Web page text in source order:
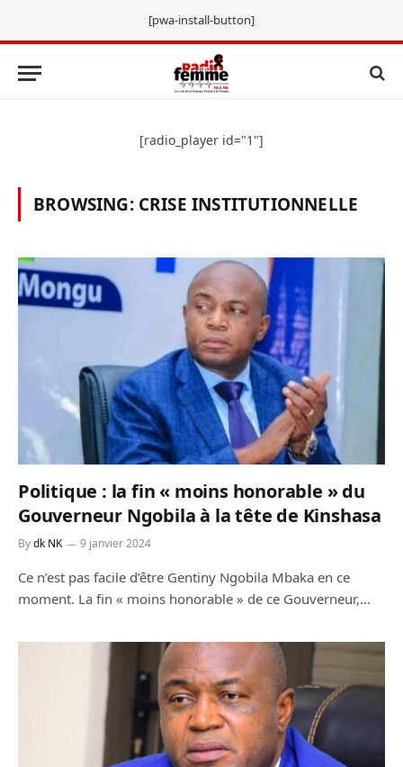
[pwa-install-button]
[radio_player id="1"]
BROWSING: CRISE INSTITUTIONNELLE
Politique : la fin « moins honorable » du
Gouverneur Ngobila à la tête de Kinshasa
Bydk NK 9 janvier 2024
Ce n’est pas facile d’être Gentiny Ngobila Mbaka en ce
moment. La fin « moins honorable » de ce Gouverneur,…